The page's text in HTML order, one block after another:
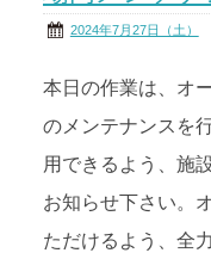
会社概要
2024年7月27日（土）
本日の作業は、オ
のメンテナンスを
用できるよう、施
お知らせ下さい。
ただけるよう、全